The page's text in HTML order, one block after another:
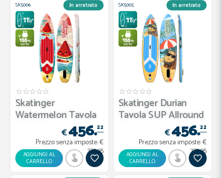
SK5006 In arretrato
Skatinger
Watermelon Tavola
SUP Allround ...
€456.22
Prezzo senza imposte:€
373.95
AGGIUNGI AL
CARRELLO
SK5005 In arretrato
Skatinger Durian
Tavola SUP Allround
€456.22
Prezzo senza imposte:€
373.95
AGGIUNGI AL
CARRELLO